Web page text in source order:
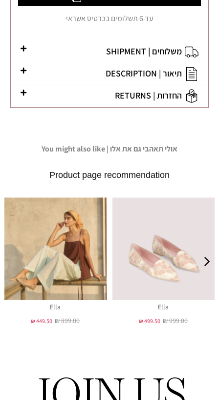
עד 6 תשלומים בכרטיס אשראי
משלוחים | SHIPMENT
תיאור | DESCRIPTION
החזרות | RETURNS
You might also like | אולי תאהבי גם את אלו
Product page recommendation
Ella
₪ 449.50 ₪ 899.00
Ella
₪ 499.50 ₪ 999.00